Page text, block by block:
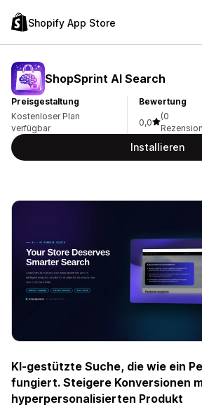
Shopify App Store
ShopSprint AI Search
Preisgestaltung
Kostenloser Plan
verfügbar
Bewertung
0,0
(0
Installieren
KI-gestützte Suche, die wie ein
fungiert. Steigere Konversionen
hyperpersonalisierten Produkt